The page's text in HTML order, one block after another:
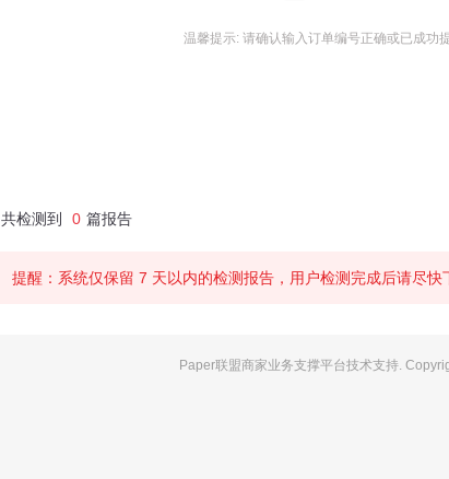
温馨提示: 请确认输入订单编号正确或已成功
共检测到 0 篇报告
提醒：系统仅保留 7 天以内的检测报告，用户检测完成后请尽快
Paper联盟商家业务支撑平台技术支持.